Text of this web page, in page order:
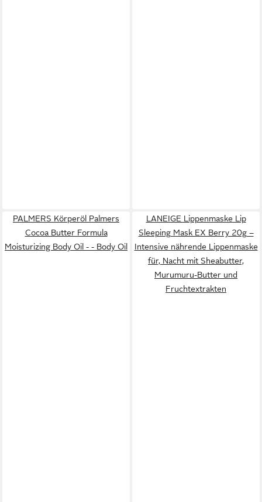
PALMERS Körperöl Palmers
Cocoa Butter Formula
Moisturizing Body Oil - - Body Oil
LANEIGE Lippenmaske Lip
Sleeping Mask EX Berry 20g –
Intensive nährende Lippenmaske
für, Nacht mit Sheabutter,
Murumuru-Butter und
Fruchtextrakten